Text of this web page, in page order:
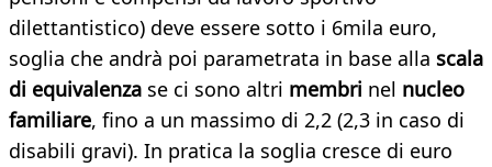
dilettantistico) deve essere sotto i 6mila euro,
soglia che andrà poi parametrata in base alla scala
di equivalenza se ci sono altri membri nel nucleo
familiare, fino a un massimo di 2,2 (2,3 in caso di
disabili gravi). In pratica la soglia cresce di euro